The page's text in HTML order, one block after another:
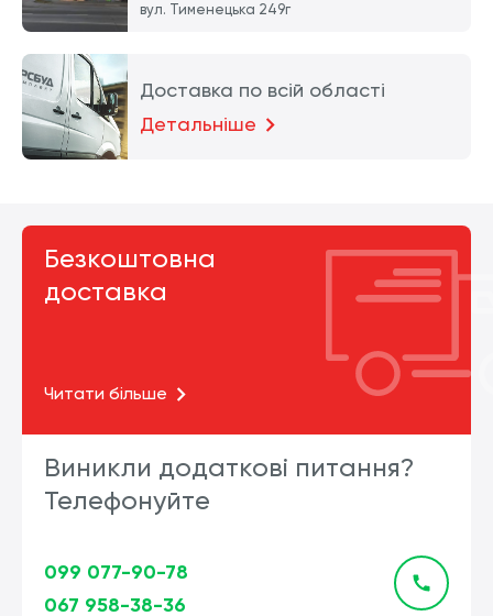
вул. Тименецька 249г
Доставка по всій області
Детальніше
Безкоштовна
доставка
Читати більше
Виникли додаткові питання?
Телефонуйте
099 077-90-78
067 958-38-36